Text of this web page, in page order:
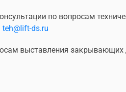
по вопросам
teh@lift-ds.ru
выставления